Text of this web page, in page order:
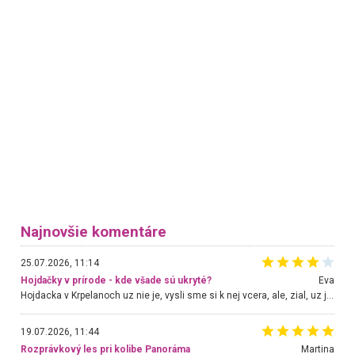
Najnovšie komentáre
25.07.2026, 11:14
Hojdačky v prírode - kde všade sú ukryté?
Eva
Hojdacka v Krpelanoch uz nie je, vysli sme si k nej vcera, ale, zial, uz je znicena. Ak sem planujete cestu len kvoli hojdacke, mozete si ju usetrit. Krasny vyhlad je tu vsak aj bez hojdacky :-)
19.07.2026, 11:44
Rozprávkový les pri kolibe Panoráma
Martina